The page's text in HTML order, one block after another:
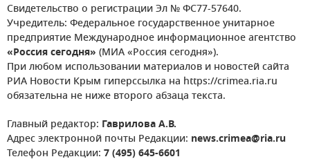
Свидетельство о регистрации Эл № ФС77-57640.
Учредитель: Федеральное государственное унитарное
предприятие Международное информационное агентство
«Россия сегодня» (МИА «Россия сегодня»).
При любом использовании материалов и новостей сайта
РИА Новости Крым гиперссылка на https://crimea.ria.ru
обязательна не ниже второго абзаца текста.
Главный редактор: Гаврилова А.В.
Адрес электронной почты Редакции: news.crimea@ria.ru
Телефон Редакции: 7 (495) 645-6601